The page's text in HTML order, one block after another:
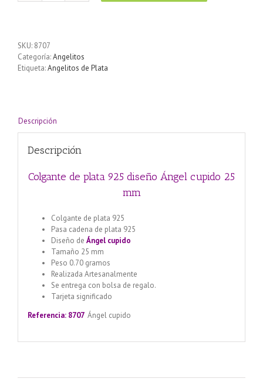
cupido
25
SKU: 8707
Categoría:Angelitos
Etiqueta:Angelitos de Plata
Descripción
Descripción
Colgante de plata 925 diseño Ángel cupido 25
mm
Colgante de plata 925
Pasa cadena de plata 925
Diseño de Ángel cupido
Tamaño 25 mm
Peso 0.70 gramos
Realizada Artesanalmente
Se entrega con bolsa de regalo.
Tarjeta significado
Referencia: 8707 Ángel cupido